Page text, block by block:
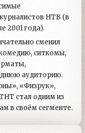
НТВ (в
2001 года).
сменил
ситкомы,
аудиторию.
«Физрук»,
стал одним из
в своём сегменте.